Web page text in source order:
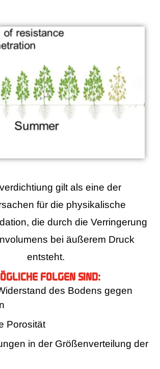
gilt als eine der
für die physikalische
die durch die Verringerung
bei äußerem Druck
entsteht.
FOLGEN SIND:
des Bodens gegen
Porosität
in der Größenverteilung der